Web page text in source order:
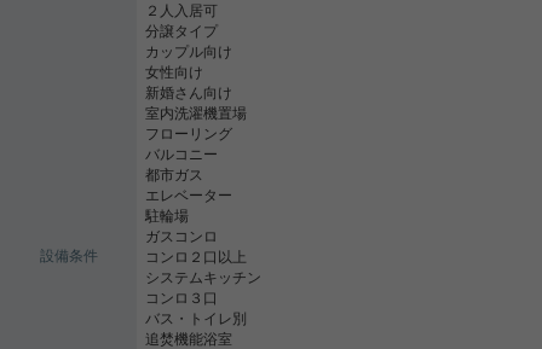
設備条件
２人入居可
分譲タイプ
カップル向け
女性向け
新婚さん向け
室内洗濯機置場
フローリング
バルコニー
都市ガス
エレベーター
駐輪場
ガスコンロ
コンロ２口以上
システムキッチン
コンロ３口
バス・トイレ別
追焚機能浴室